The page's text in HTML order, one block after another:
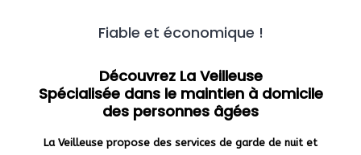
Fiable et économique !
Découvrez La Veilleuse
Spécialisée dans le maintien à domicile
des personnes âgées
La Veilleuse propose des services de garde de nuit et